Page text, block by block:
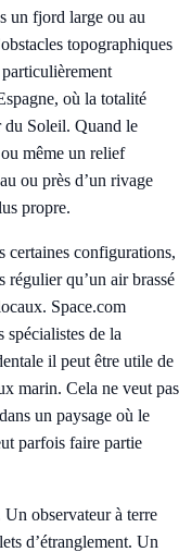
un fjord large ou au
topographiques
où la totalité
du Soleil. Quand le
même un relief
ou près d’un rivage
propre.
certaines configurations,
qu’un air brassé
Space.com
spécialistes de la
il peut être utile de
marin. Cela ne veut pas
un paysage où le
parfois faire partie
observateur à terre
d’étranglement. Un